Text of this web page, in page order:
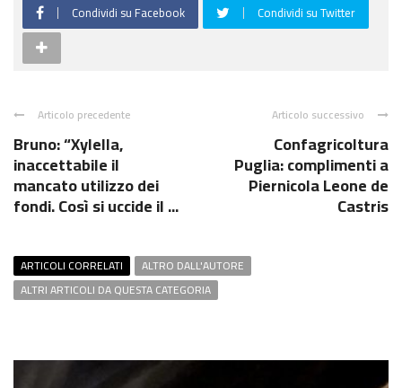
Condividi su Facebook Condividi su Twitter
Articolo precedente
Bruno: “Xylella,
inaccettabile il
mancato utilizzo dei
fondi. Così si uccide il ...
Articolo successivo
Confagricoltura
Puglia: complimenti a
Piernicola Leone de
Castris
ARTICOLI CORRELATI
ALTRO DALL'AUTORE
ALTRI ARTICOLI DA QUESTA CATEGORIA